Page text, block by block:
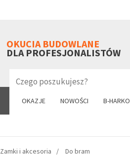
OKUCIA BUDOWLANE
DLA PROFESJONALISTÓW
OKAZJE NOWOŚCI B-HARKO
Zamki i akcesoria Do bram